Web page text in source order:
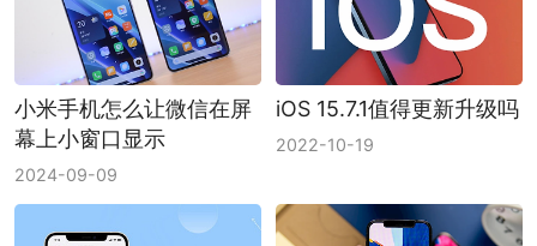
小米手机怎么让微信在屏
幕上小窗口显示
2024-09-09
iOS 15.7.1值得更新升级吗
2022-10-19